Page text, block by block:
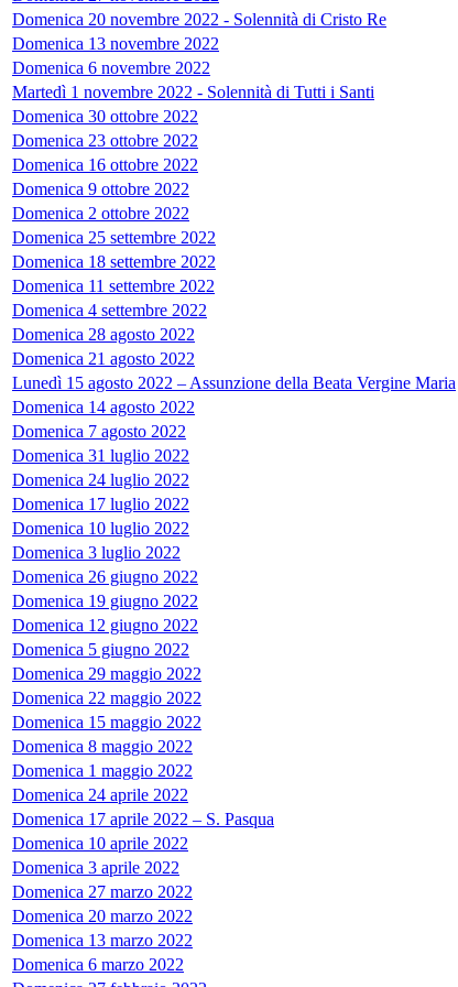
Domenica 20 novembre 2022 - Solennità di Cristo Re
Domenica 13 novembre 2022
Domenica 6 novembre 2022
Martedì 1 novembre 2022 - Solennità di Tutti i Santi
Domenica 30 ottobre 2022
Domenica 23 ottobre 2022
Domenica 16 ottobre 2022
Domenica 9 ottobre 2022
Domenica 2 ottobre 2022
Domenica 25 settembre 2022
Domenica 18 settembre 2022
Domenica 11 settembre 2022
Domenica 4 settembre 2022
Domenica 28 agosto 2022
Domenica 21 agosto 2022
Lunedì 15 agosto 2022 – Assunzione della Beata Vergine Maria
Domenica 14 agosto 2022
Domenica 7 agosto 2022
Domenica 31 luglio 2022
Domenica 24 luglio 2022
Domenica 17 luglio 2022
Domenica 10 luglio 2022
Domenica 3 luglio 2022
Domenica 26 giugno 2022
Domenica 19 giugno 2022
Domenica 12 giugno 2022
Domenica 5 giugno 2022
Domenica 29 maggio 2022
Domenica 22 maggio 2022
Domenica 15 maggio 2022
Domenica 8 maggio 2022
Domenica 1 maggio 2022
Domenica 24 aprile 2022
Domenica 17 aprile 2022 – S. Pasqua
Domenica 10 aprile 2022
Domenica 3 aprile 2022
Domenica 27 marzo 2022
Domenica 20 marzo 2022
Domenica 13 marzo 2022
Domenica 6 marzo 2022